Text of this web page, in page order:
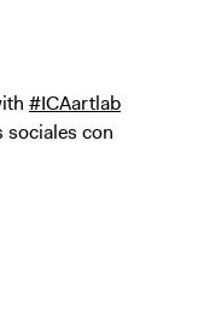
#ICAartlab
sociales con